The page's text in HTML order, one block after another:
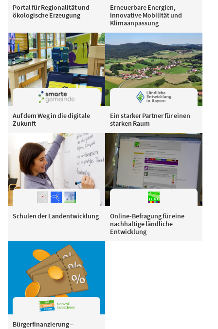
Portal für Regionalität und
ökologische Erzeugung
Erneuerbare Energien,
innovative Mobilität und
Klimaanpassung
Auf dem Weg in die digitale
Zukunft
Ein starker Partner für einen
starken Raum
Schulen der Landentwicklung
Online-Befragung für eine
nachhaltige ländliche
Entwicklung
Bürgerfinanzierung –